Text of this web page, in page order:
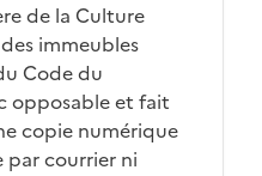
de la Culture
immeubles
Code du
opposable et fait
copie numérique
par courrier ni